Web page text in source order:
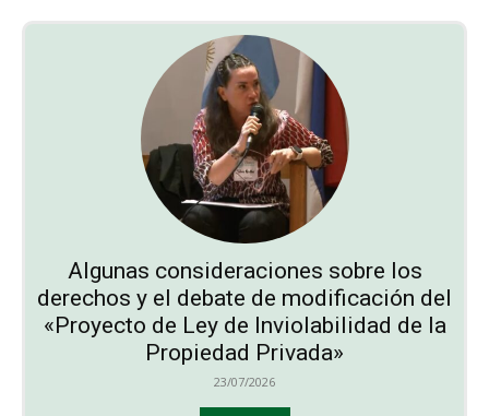
Algunas consideraciones sobre los
derechos y el debate de modificación del
«Proyecto de Ley de Inviolabilidad de la
Propiedad Privada»
23/07/2026